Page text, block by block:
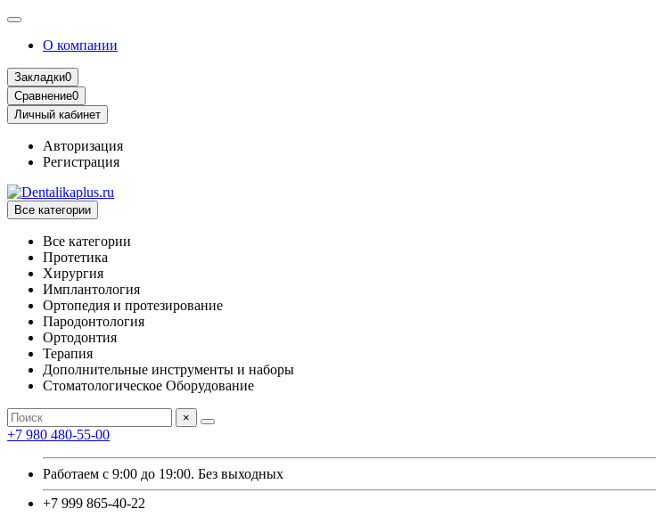
О компании
Закладки0
Сравнение0
Личный кабинет
Авторизация
Регистрация
Все категории
Все категории
Протетика
Хирургия
Имплантология
Ортопедия и протезирование
Пародонтология
Ортодонтия
Терапия
Дополнительные инструменты и наборы
Стоматологическое Оборудование
×
+7 980 480-55-00
Работаем с 9:00 до 19:00. Без выходных
+7 999 865-40-22